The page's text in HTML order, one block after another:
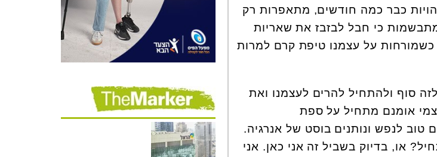
כבר כמה חודשים, מתאפרות רק
כי חבל לבזבז את שאריות
טובה כשמורחות על עצמנו טיפת קרם למרות
סוף ולהתחיל להרים לעצמנו ואת
אומנם מתחיל על ספת
טוב לנפש ונותנים בוסט של אנרגיה.
או, בדיוק בשביל זה אני כאן. אני